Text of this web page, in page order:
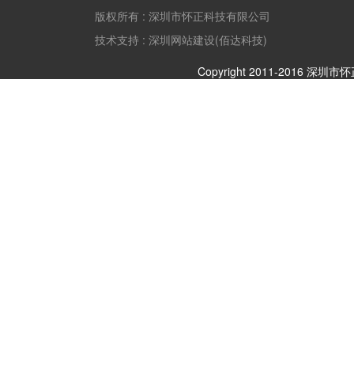
版权所有 : 深圳市怀正科技有限公司
技术支持 : 深圳网站建设(佰达科技)
Copyright 2011-2016 深圳市